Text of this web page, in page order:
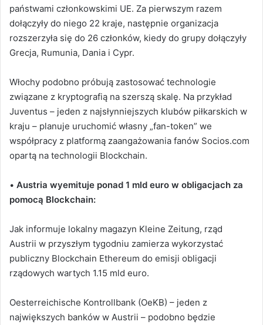
państwami członkowskimi UE. Za pierwszym razem
dołączyły do niego 22 kraje, następnie organizacja
rozszerzyła się do 26 członków, kiedy do grupy dołączyły
Grecja, Rumunia, Dania i Cypr.
Włochy podobno próbują zastosować technologie
związane z kryptografią na szerszą skalę. Na przykład
Juventus – jeden z najsłynniejszych klubów piłkarskich w
kraju – planuje uruchomić własny „fan-token” we
współpracy z platformą zaangażowania fanów Socios.com
opartą na technologii Blockchain.
• Austria wyemituje ponad 1 mld euro w obligacjach za
pomocą Blockchain:
Jak informuje lokalny magazyn Kleine Zeitung, rząd
Austrii w przyszłym tygodniu zamierza wykorzystać
publiczny Blockchain Ethereum do emisji obligacji
rządowych wartych 1.15 mld euro.
Oesterreichische Kontrollbank (OeKB) – jeden z
największych banków w Austrii – podobno będzie